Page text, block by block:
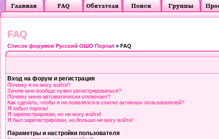
FAQ
Список форумов Русский ОШО Портал » FAQ
Вход на форум и регистрация
Почему я не могу войти?
Зачем мне вообще нужно регистрироваться?
Почему меня автоматически отключает?
Как сделать, чтобы я не появлялся в списке активных пользователей?
Я забыл пароль!
Я зарегистрирован, но не могу войти!
Я был зарегистрирован, но больше не могу войти!
Параметры и настройки пользователя